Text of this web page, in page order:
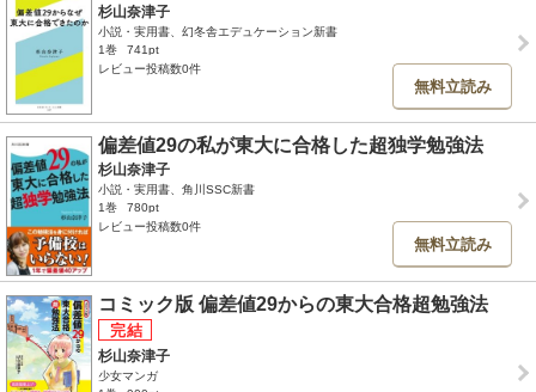
杉山奈津子
小説・実用書、幻冬舎エデュケーション新書
1巻
741pt
レビュー投稿数0件
無料立読み
偏差値29の私が東大に合格した超独学勉強法
杉山奈津子
小説・実用書、角川SSC新書
1巻
780pt
レビュー投稿数0件
無料立読み
コミック版 偏差値29からの東大合格超勉強法
杉山奈津子
少女マンガ